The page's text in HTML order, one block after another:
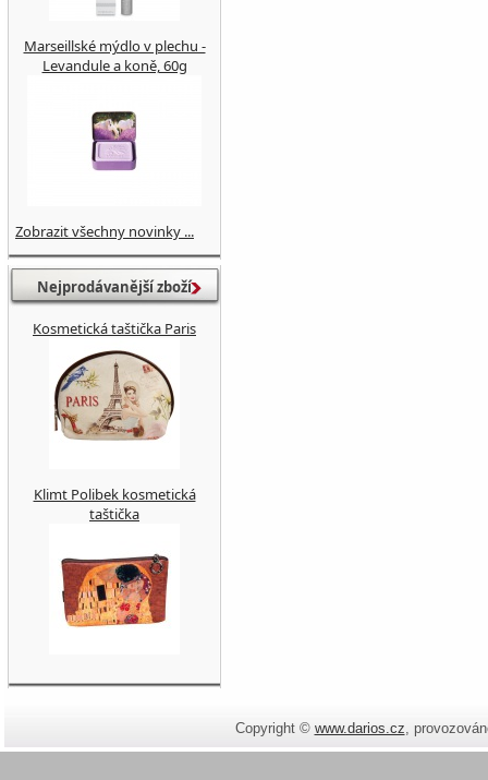
Marseillské mýdlo v plechu -
Levandule a koně, 60g
Zobrazit všechny novinky ...
Nejprodávanější zboží
Kosmetická taštička Paris
Klimt Polibek kosmetická
taštička
Copyright © www.darios.cz,